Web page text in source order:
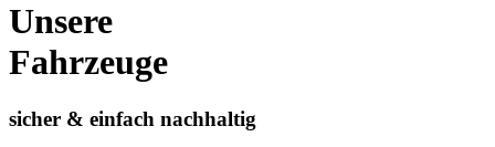
Unsere
Fahrzeuge
sicher & einfach nachhaltig